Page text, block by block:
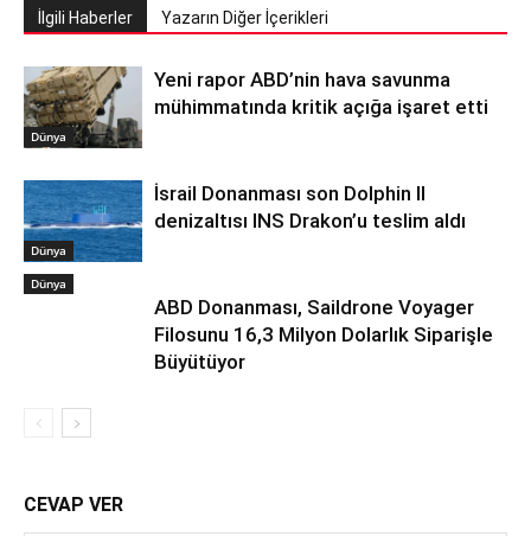
İlgili Haberler Yazarın Diğer İçerikleri
Dünya
Yeni rapor ABD’nin hava savunma
mühimmatında kritik açığa işaret etti
Dünya
İsrail Donanması son Dolphin II
denizaltısı INS Drakon’u teslim aldı
Dünya
ABD Donanması, Saildrone Voyager
Filosunu 16,3 Milyon Dolarlık Siparişle
Büyütüyor
CEVAP VER